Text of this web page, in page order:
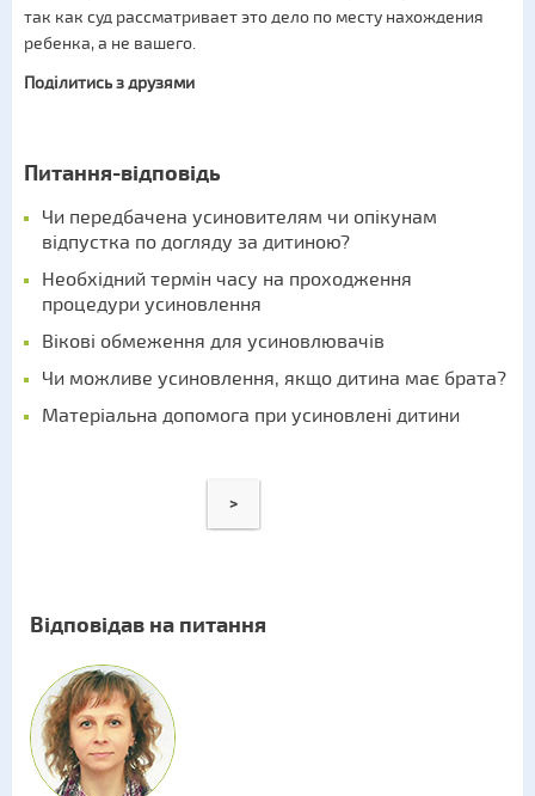
так как суд рассматривает это дело по месту нахождения
ребенка, а не вашего.
Поділитись з друзями
Питання-відповідь
Чи передбачена усиновителям чи опікунам
відпустка по догляду за дитиною?
Необхідний термін часу на проходження
процедури усиновлення
Вікові обмеження для усиновлювачів
Чи можливе усиновлення, якщо дитина має брата?
Матеріальна допомога при усиновлені дитини
>
Відповідав на питання